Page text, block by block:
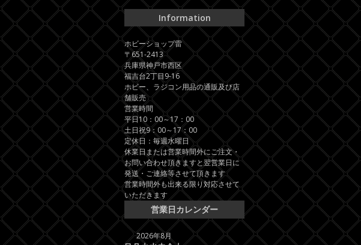
Information
ホビーショップ雷
〒651-2413
兵庫県神戸市西区
福吉台2丁目9-16
ホビー、ラジコン用品の通販及び店
舗販売
営業時間
平日10：00～17：00
土日祝9：00～17：00
定休日：毎週水曜日
休業日または営業時間外にご注文・
お問い合わせ頂きますと翌営業日に
発送・ご連絡等させて頂きます
営業時間外も出来る限り対応させて
いただきます
営業日カレンダー
2026年8月